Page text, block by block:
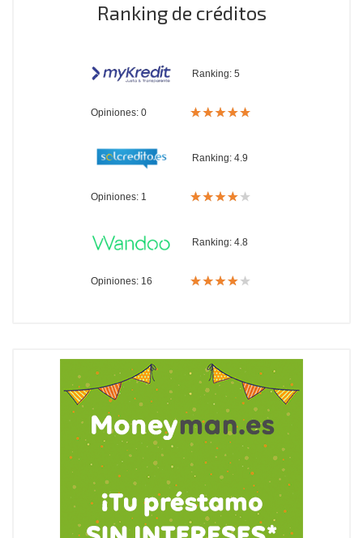
Ranking de créditos
Ranking: 5
Opiniones: 0
Ranking: 4.9
Opiniones: 1
Ranking: 4.8
Opiniones: 16